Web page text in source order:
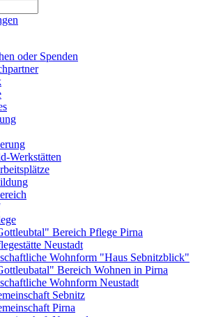
oder Spenden
Werkstätten
Bereich Pflege Pirna
Neustadt
Wohnform "Haus Sebnitzblick"
Bereich Wohnen in Pirna
Wohnform Neustadt
Sebnitz
Pirna